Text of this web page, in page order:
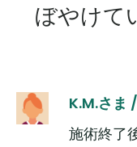
ぼやけて
K.M.さま
施術終了